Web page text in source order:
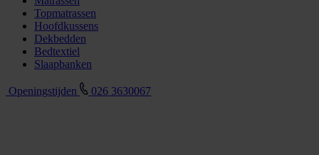
Topmatrassen
Hoofdkussens
Dekbedden
Bedtextiel
Slaapbanken
Openingstijden 026 3630067